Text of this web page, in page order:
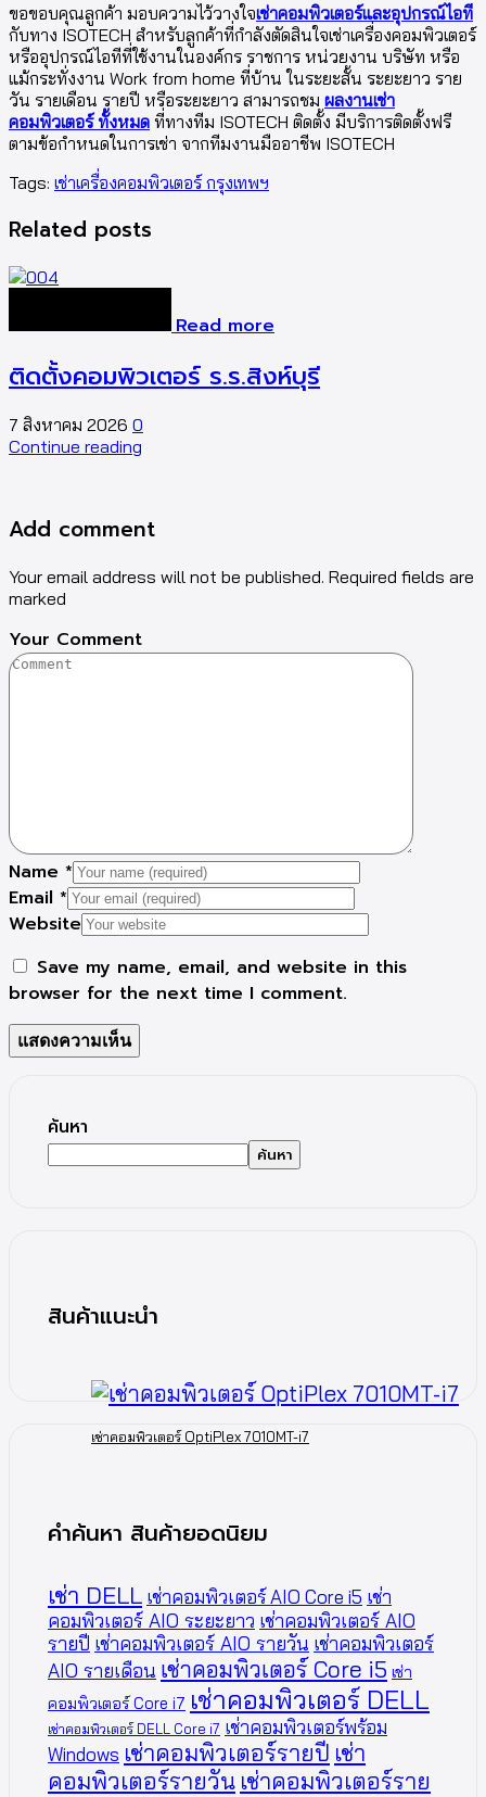
ขอขอบคุณลูกค้า มอบความไว้วางใจเช่าคอมพิวเตอร์และอุปกรณ์ไอที
กับทาง ISOTECH สำหรับลูกค้าที่กำลังตัดสินใจเช่าเครื่องคอมพิวเตอร์
หรืออุปกรณ์ไอทีที่ใช้งานในองค์กร ราชการ หน่วยงาน บริษัท หรือ
แม้กระทั่งงาน Work from home ที่บ้าน ในระยะสั้น ระยะยาว ราย
วัน รายเดือน รายปี หรือระยะยาว สามารถชม ผลงานเช่า
คอมพิวเตอร์ ทั้งหมด ที่ทางทีม ISOTECH ติดตั้ง มีบริการติดตั้งฟรี
ตามข้อกำหนดในการเช่า จากทีมงานมืออาชีพ ISOTECH
Tags: เช่าเครื่องคอมพิวเตอร์ กรุงเทพฯ
Related posts
Read more
ติดตั้งคอมพิวเตอร์ ร.ร.สิงห์บุรี
7 สิงหาคม 2026 0
Continue reading
Add comment
Your email address will not be published. Required fields are
marked
Your Comment
Name *
Email *
Website
Save my name, email, and website in this
browser for the next time I comment.
ค้นหา
ค้นหา
สินค้าแนะนำ
เช่าคอมพิวเตอร์ OptiPlex 7010MT-i7
คำค้นหา สินค้ายอดนิยม
เช่า DELL เช่าคอมพิวเตอร์ AIO Core i5 เช่า
คอมพิวเตอร์ AIO ระยะยาว เช่าคอมพิวเตอร์ AIO
รายปี เช่าคอมพิวเตอร์ AIO รายวัน เช่าคอมพิวเตอร์
AIO รายเดือน เช่าคอมพิวเตอร์ Core i5 เช่า
คอมพิวเตอร์ Core i7 เช่าคอมพิวเตอร์ DELL
เช่าคอมพิวเตอร์ DELL Core i7 เช่าคอมพิวเตอร์พร้อม
Windows เช่าคอมพิวเตอร์รายปี เช่า
คอมพิวเตอร์รายวัน เช่าคอมพิวเตอร์ราย